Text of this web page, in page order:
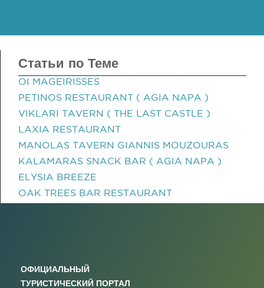
Статьи по Теме
OI MAGEIRISSES
PETINOS RESTAURANT ( AGIA NAPA )
VIKLARI TAVERN ( THE LAST CASTLE )
LAXIA RESTAURANT
MANOLAS TAVERN GIANNIS MOUZOURAS
KALAMARAS SNACK BAR ( AGIA NAPA )
ELYSIA BREEZE
OAK TREES BAR RESTAURANT
ОФИЦИАЛЬНЫЙ
ТУРИСТИЧЕСКИЙ ПОРТАЛ